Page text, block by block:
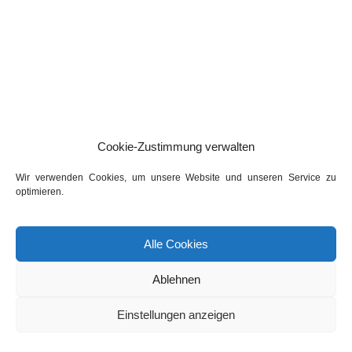
Cookie-Zustimmung verwalten
Wir verwenden Cookies, um unsere Website und unseren Service zu
optimieren.
Alle Cookies
Ablehnen
Einstellungen anzeigen